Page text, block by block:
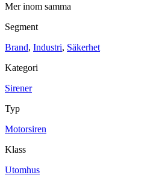
Blixtljus
Blixtljus
Detektorer
Tillbehör
Mer inom samma
Segment
Brand, Industri, Säkerhet
Kategori
Sirener
Typ
Motorsiren
Klass
Utomhus